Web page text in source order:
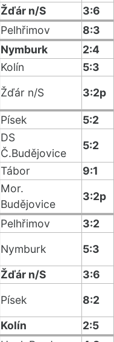
Žďár n/S
3:6
Pelhřimov
8:3
Nymburk
2:4
Kolín
5:3
Žďár n/S 3:2p
Písek
5:2
DS
Č.Budějovice
5:2
Tábor
9:1
Mor.
Budějovice
3:2p
Pelhřimov
3:2
Nymburk
5:3
Žďár n/S
3:6
Písek
8:2
Kolín
2:5